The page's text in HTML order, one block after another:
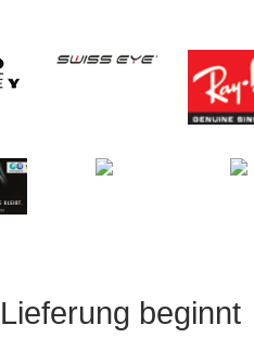
beginnt